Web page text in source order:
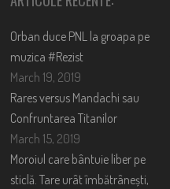
Orban duce PNL la groapa pe
muzica #Rezist
March 19, 2019
Rares versus Mandachi sau
Confruntarea Titanilor
March 15, 2019
Moroiul care bântuie liber pe
sticlă. Tare urât îmbătrânești,